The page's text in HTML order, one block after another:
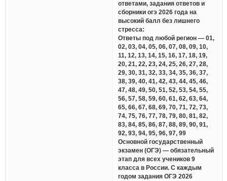
ответами, задания ответов и
сборники огэ 2026 года на
высокий балл без лишнего
стресса:
Ответы под любой регион — 01,
02, 03, 04, 05, 06, 07, 08, 09, 10,
11, 12, 13, 14, 15, 16, 17, 18, 19,
20, 21, 22, 23, 24, 25, 26, 27, 28,
29, 30, 31, 32, 33, 34, 35, 36, 37,
38, 39, 40, 41, 42, 43, 44, 45, 46,
47, 48, 49, 50, 51, 52, 53, 54, 55,
56, 57, 58, 59, 60, 61, 62, 63, 64,
65, 66, 67, 68, 69, 70, 71, 72, 73,
74, 75, 76, 77, 78, 79, 80, 81, 82,
83, 84, 85, 86, 87, 88, 89, 90, 91,
92, 93, 94, 95, 96, 97, 99
Основной государственный
экзамен (ОГЭ) — обязательный
этап для всех учеников 9
класса в России. С каждым
годом задания ОГЭ 2026